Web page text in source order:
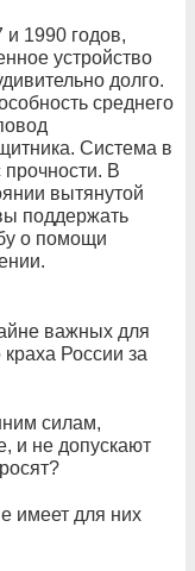
и 1990 годов,
устройство
долго.
среднего
Система в
прочности. В
вытянутой
поддержать
о помощи
важных для
России за
силам,
и не допускают
имеет для них